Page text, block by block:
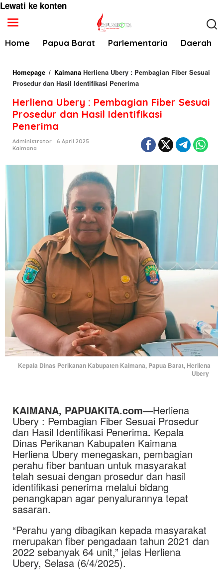
Lewati ke konten
Home Papua Barat Parlementaria Daerah
Homepage / Kaimana Herliena Ubery : Pembagian Fiber Sesuai
Prosedur dan Hasil Identifikasi Penerima
Herliena Ubery : Pembagian Fiber Sesuai
Prosedur dan Hasil Identifikasi
Penerima
Administrator
6 April 2025
Kaimana
Kepala Dinas Perikanan Kabupaten Kaimana, Papua Barat, Herliena
Ubery
KAIMANA, PAPUAKITA.com—Herliena
Ubery : Pembagian Fiber Sesuai Prosedur
dan Hasil Identifikasi Penerima. Kepala
Dinas Perikanan Kabupaten Kaimana
Herliena Ubery menegaskan, pembagian
perahu fiber bantuan untuk masyarakat
telah sesuai dengan prosedur dan hasil
identifikasi penerima melalui bidang
penangkapan agar penyalurannya tepat
sasaran.
“Perahu yang dibagikan kepada masyarakat
merupakan fiber pengadaan tahun 2021 dan
2022 sebanyak 64 unit,” jelas Herliena
Ubery, Selasa (6/4/2025).